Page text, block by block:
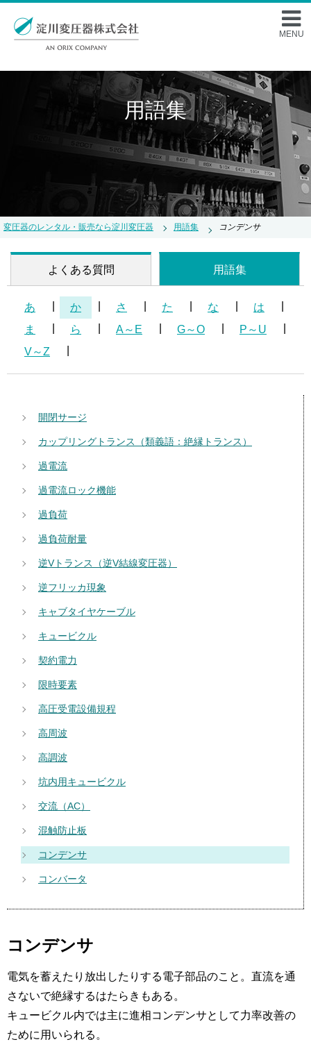
MENU
用語集
変圧器のレンタル・販売なら淀川変圧器 用語集 コンデンサ
よくある質問 用語集
あ か さ た な
は
ま
ら A～E G～O
P～U
V～Z
開閉サージ
カップリングトランス（類義語：絶縁トランス）
過電流
過電流ロック機能
過負荷
過負荷耐量
逆Vトランス（逆V結線変圧器）
逆フリッカ現象
キャブタイヤケーブル
キュービクル
契約電力
限時要素
高圧受電設備規程
高周波
高調波
坑内用キュービクル
交流（AC）
混触防止板
コンデンサ
コンバータ
コンデンサ
電気を蓄えたり放出したりする電子部品のこと。直流を通
さないで絶縁するはたらきもある。
キュービクル内では主に進相コンデンサとして力率改善の
ために用いられる。